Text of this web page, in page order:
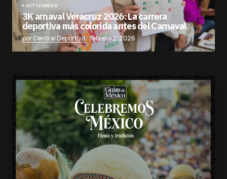
ACTIVIDADES
3K arnaval Veracruz 2026: La carrera
deportiva más colorida antes del Carnaval
por Central Deportiva febrero 2, 2026